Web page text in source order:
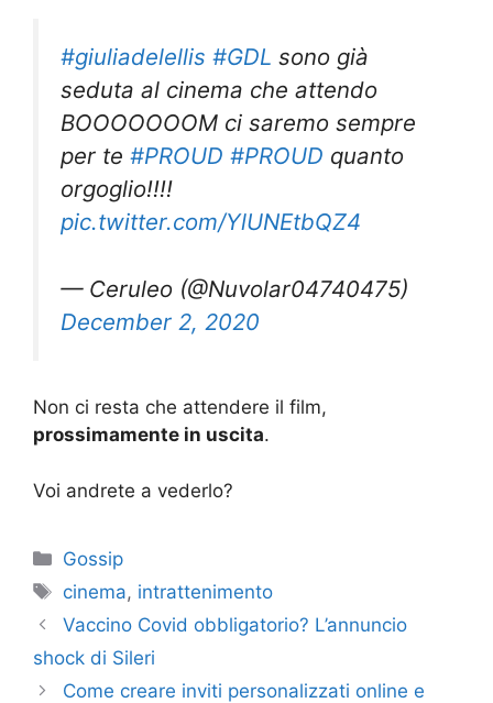
#giuliadelellis #GDL sono già
seduta al cinema che attendo
BOOOOOOOM ci saremo sempre
per te #PROUD #PROUD quanto
orgoglio!!!!
pic.twitter.com/YlUNEtbQZ4
— Ceruleo (@Nuvolar04740475)
December 2, 2020
Non ci resta che attendere il film,
prossimamente in uscita.
Voi andrete a vederlo?
Categorie
Gossip
Tag
cinema, intrattenimento
Vaccino Covid obbligatorio? L’annuncio
shock di Sileri
Come creare inviti personalizzati online e